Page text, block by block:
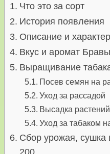
Что это за сорт
История появления
Описание и
Вкус и аромат
Выращивание
Посев семян на
Уход за рассадой
Высадка
Уход за табаком
Сбор урожая,
200